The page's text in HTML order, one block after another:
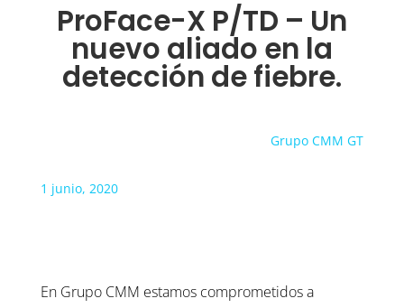
ProFace-X P/TD – Un
nuevo aliado en la
detección de fiebre.
Grupo CMM GT
1 junio, 2020
En Grupo CMM estamos comprometidos a